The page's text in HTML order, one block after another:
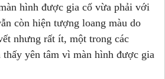
hình được gia cố vừa phải với
còn hiện tượng loang màu do
nhưng rất ít, một trong các
yên tâm vì màn hình được gia